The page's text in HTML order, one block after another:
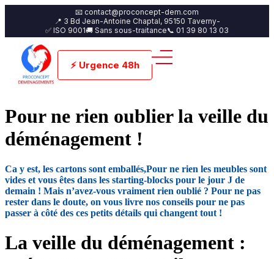
📧 contact@proconcept-dem.com
📍 3 Bd Jean-Antoine Chaptal, 95150 Taverny-
✅ ISO 9001🚚 Sans sous-traitance📞 01 39 80 13 03
⚡ Urgence 48h
Pour ne rien oublier la veille du
déménagement !
Ca y est, les cartons sont emballés,Pour ne rien les meubles sont
vides et vous êtes dans les starting-blocks pour le jour J de
demain ! Mais n’avez-vous vraiment rien oublié ? Pour ne pas
rester dans le doute, on vous livre nos conseils pour ne pas
passer à côté des ces petits détails qui changent tout !
La veille du déménagement :